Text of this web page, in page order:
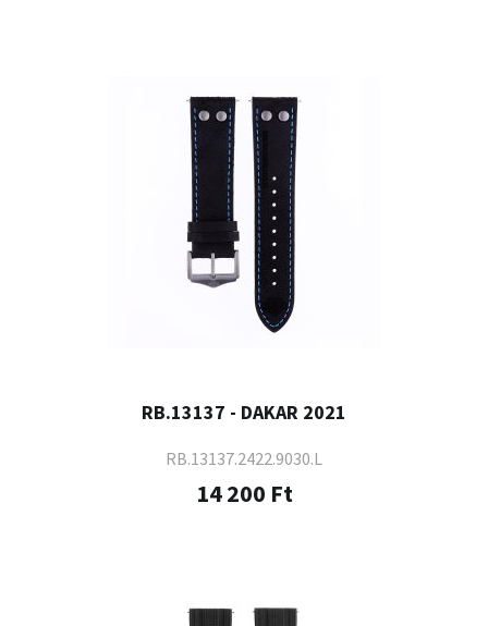
RB.13137 - DAKAR 2021
RB.13137.2422.9030.L
14 200 Ft